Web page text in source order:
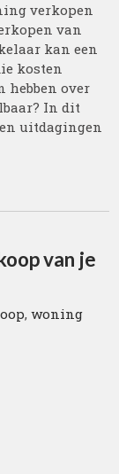
verkopen
van
kan een
kosten
hebben over
In dit
uitdagingen
van je
,woning